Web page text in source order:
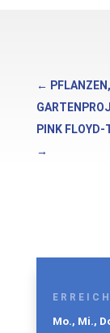
←
PINK FLOYD-
→
Mo., Mi.,